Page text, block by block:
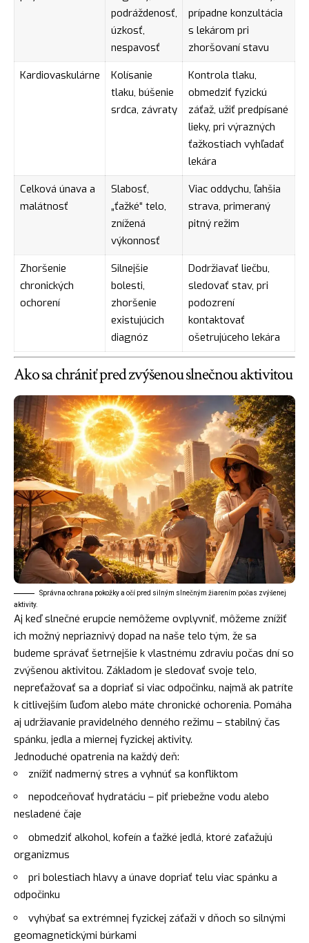
podráždenosť,
úzkosť,
nespavosť
prípadne konzultácia
s lekárom pri
zhoršovaní stavu
Kardiovaskulárne
Kolísanie
tlaku, búšenie
srdca, závraty
Kontrola tlaku,
obmedziť fyzickú
záťaž, užiť predpísané
lieky, pri výrazných
ťažkostiach vyhľadať
lekára
Celková únava a
malátnosť
Slabosť,
„ťažké“ telo,
znížená
výkonnosť
Viac oddychu, ľahšia
strava, primeraný
pitný režim
Zhoršenie
chronických
ochorení
Silnejšie
bolesti,
zhoršenie
existujúcich
diagnóz
Dodržiavať liečbu,
sledovať stav, pri
podozrení
kontaktovať
ošetrujúceho lekára
Ako sa chrániť pred zvýšenou slnečnou aktivitou
Správna ochrana pokožky a očí pred silným slnečným žiarením počas zvýšenej
aktivity.
Aj keď slnečné erupcie nemôžeme ovplyvniť, môžeme znížiť
ich možný nepriaznivý dopad na naše telo tým, že sa
budeme správať šetrnejšie k vlastnému zdraviu počas dní so
zvýšenou aktivitou. Základom je sledovať svoje telo,
nepreťažovať sa a dopriať si viac odpočinku, najmä ak patríte
k citlivejším ľuďom alebo máte chronické ochorenia. Pomáha
aj udržiavanie pravidelného denného režimu – stabilný čas
spánku, jedla a miernej fyzickej aktivity.
Jednoduché opatrenia na každý deň:
znížiť nadmerný stres a vyhnúť sa konfliktom
nepodceňovať hydratáciu – piť priebežne vodu alebo
nesladené čaje
obmedziť alkohol, kofeín a ťažké jedlá, ktoré zaťažujú
organizmus
pri bolestiach hlavy a únave dopriať telu viac spánku a
odpočinku
vyhýbať sa extrémnej fyzickej záťaži v dňoch so silnými
geomagnetickými búrkami